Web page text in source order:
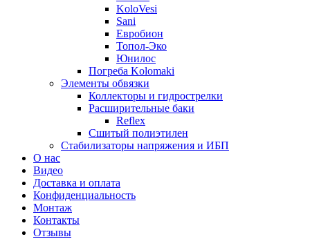
KoloVesi
Sani
Евробион
Топол-Эко
Юнилос
Погреба Kolomaki
Элементы обвязки
Коллекторы и гидрострелки
Расширительные баки
Reflex
Сшитый полиэтилен
Стабилизаторы напряжения и ИБП
О нас
Видео
Доставка и оплата
Конфиденциальность
Монтаж
Контакты
Отзывы